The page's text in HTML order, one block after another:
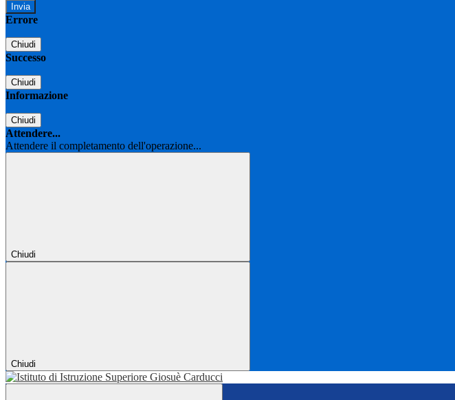
Errore
Chiudi
Successo
Chiudi
Informazione
Chiudi
Attendere...
Attendere il completamento dell'operazione...
Chiudi
Chiudi